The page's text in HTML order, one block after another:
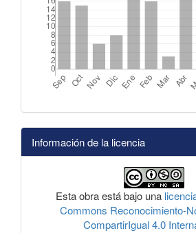
Información de la licencia
Esta obra está bajo una
Commons Reconocimiento-
CompartirIgual 4.0